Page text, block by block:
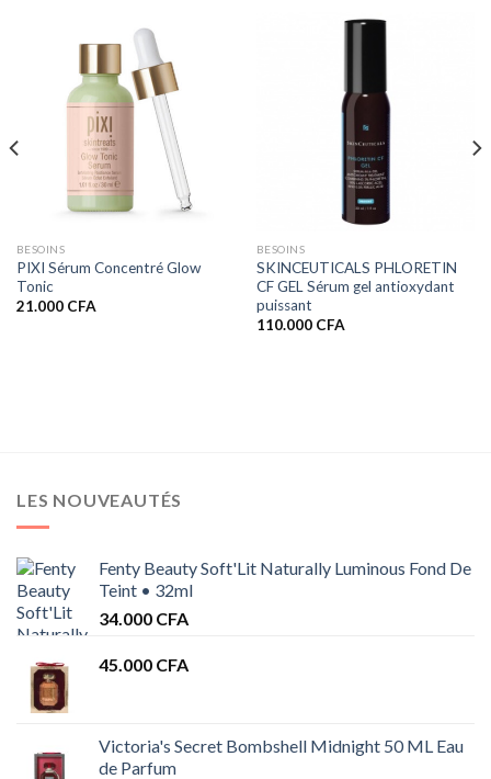
BESOINS
PIXI Sérum Concentré Glow
Tonic
21.000 CFA
BESOINS
SKINCEUTICALS PHLORETIN
CF GEL Sérum gel antioxydant
puissant
110.000 CFA
LES NOUVEAUTÉS
Fenty Beauty Soft'Lit Naturally Luminous Fond De
Teint • 32ml
34.000 CFA
45.000 CFA
Victoria's Secret Bombshell Midnight 50 ML Eau
de Parfum